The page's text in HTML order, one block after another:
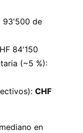
93'500 de
84'150
(~5 %):
CHF
en